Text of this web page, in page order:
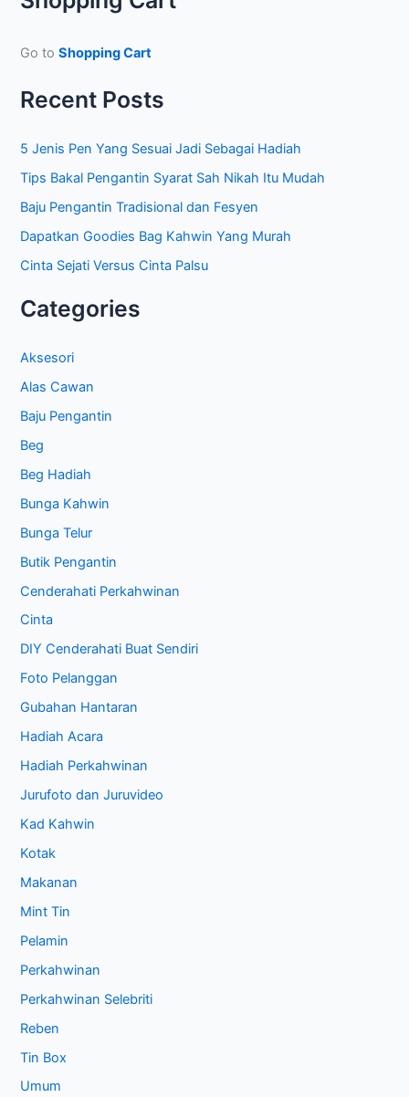
r
f
r
:
Go toShopping Cart
Recent Posts
5 Jenis Pen Yang Sesuai Jadi Sebagai Hadiah
Tips Bakal Pengantin Syarat Sah Nikah Itu Mudah
Baju Pengantin Tradisional dan Fesyen
Dapatkan Goodies Bag Kahwin Yang Murah
Cinta Sejati Versus Cinta Palsu
Categories
Aksesori
Alas Cawan
Baju Pengantin
Beg
Beg Hadiah
Bunga Kahwin
Bunga Telur
Butik Pengantin
Cenderahati Perkahwinan
Cinta
DIY Cenderahati Buat Sendiri
Foto Pelanggan
Gubahan Hantaran
Hadiah Acara
Hadiah Perkahwinan
Jurufoto dan Juruvideo
Kad Kahwin
Kotak
Makanan
Mint Tin
Pelamin
Perkahwinan
Perkahwinan Selebriti
Reben
Tin Box
Umum